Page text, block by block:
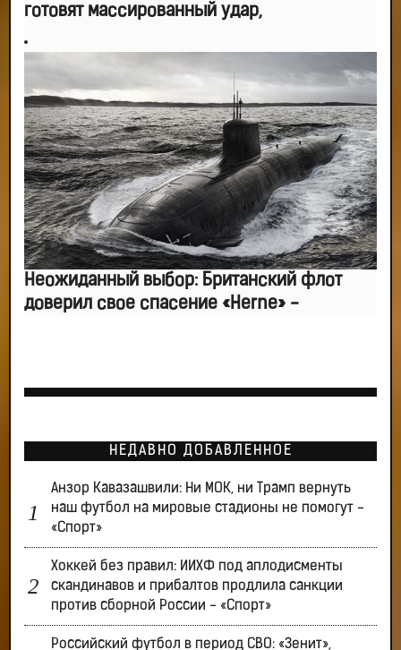
готовят массированный удар,
Неожиданный выбор: Британский флот
доверил свое спасение «Herne» -
НЕДАВНО ДОБАВЛЕННОЕ
Анзор Кавазашвили: Ни МОК, ни Трамп вернуть
наш футбол на мировые стадионы не помогут -
«Спорт»
Хоккей без правил: ИИХФ под аплодисменты
скандинавов и прибалтов продлила санкции
против сборной России - «Спорт»
Российский футбол в период СВО: «Зенит»,